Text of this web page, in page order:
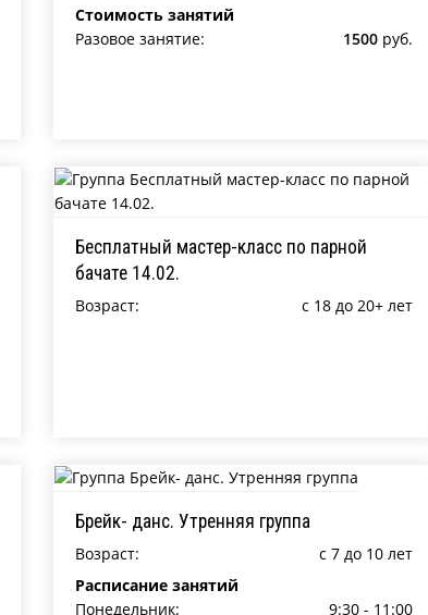
Стоимость занятий
Разовое занятие:
1500 руб.
Бесплатный мастер-класс по парной
бачате 14.02.
Возраст: c 18 до 20+ лет
Брейк- данс. Утренняя группа
Возраст:
c 7 до 10 лет
Расписание занятий
Понедельник:
9:30 - 11:00